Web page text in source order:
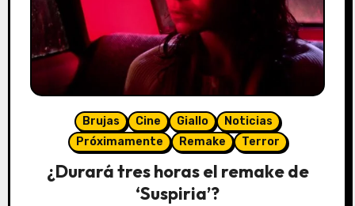
Brujas Cine Giallo
Noticias
Próximamente
Remake Terror
¿Durará tres horas el remake de
‘Suspiria’?